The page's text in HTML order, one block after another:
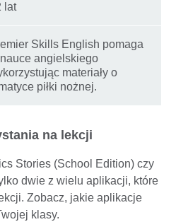
lat
Skills English pomaga
angielskiego
materiały o
piłki nożnej.
na lekcji
Stories (School Edition) czy
dwie z wielu aplikacji, które
Zobacz, jakie aplikacje
klasy.